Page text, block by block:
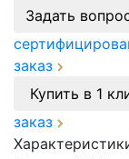
Задать
заказ
Купить в 1
заказ